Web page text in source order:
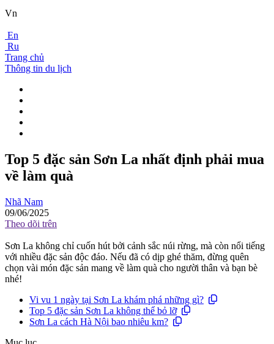
Vn
En
Ru
Trang chủ
Thông tin du lịch
Top 5 đặc sản Sơn La nhất định phải mua
về làm quà
Nhã Nam
09/06/2025
Theo dõi trên
Sơn La không chỉ cuốn hút bởi cảnh sắc núi rừng, mà còn nổi tiếng
với nhiều đặc sản độc đáo. Nếu đã có dịp ghé thăm, đừng quên
chọn vài món đặc sản mang về làm quà cho người thân và bạn bè
nhé!
Vi vu 1 ngày tại Sơn La khám phá những gì?
Top 5 đặc sản Sơn La không thể bỏ lỡ
Sơn La cách Hà Nội bao nhiêu km?